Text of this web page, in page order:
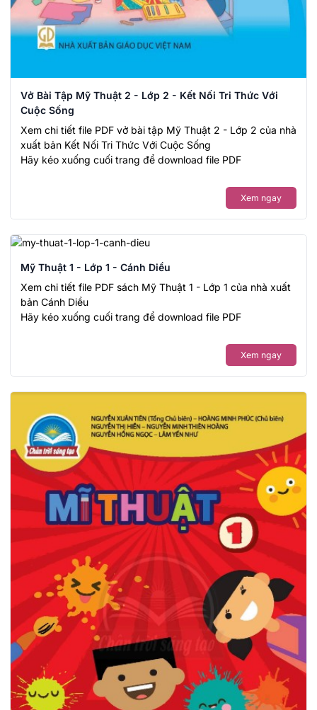
Vở Bài Tập Mỹ Thuật 2 - Lớp 2 - Kết Nối Tri Thức Với
Cuộc Sống
Xem chi tiết file PDF vở bài tập Mỹ Thuật 2 - Lớp 2 của nhà
xuất bản Kết Nối Tri Thức Với Cuộc Sống
Hãy kéo xuống cuối trang để download file PDF
Xem ngay
Mỹ Thuật 1 - Lớp 1 - Cánh Diều
Xem chi tiết file PDF sách Mỹ Thuật 1 - Lớp 1 của nhà xuất
bản Cánh Diều
Hãy kéo xuống cuối trang để download file PDF
Xem ngay